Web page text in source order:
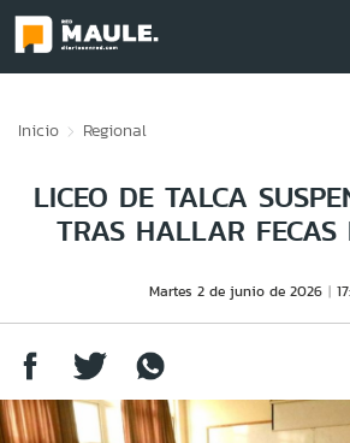
Inicio Regional
LICEO DE TALCA
TRAS HALLAR FECAS
Martes 2 de junio de 2026